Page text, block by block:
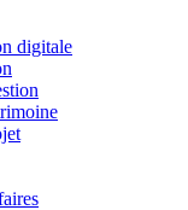
digitale